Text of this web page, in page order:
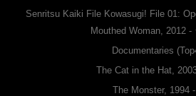
Senritsu Kaiki File Kowasugi! File 01:
Mouthed Woman,
Documentaries
The Cat in the Hat,
The Monster, 1994